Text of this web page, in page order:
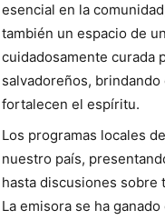
esencial en la
también un espacio de
cuidadosamente curada
salvadoreños,
fortalecen el espíritu.
Los programas locales
nuestro país,
hasta discusiones sobre
La emisora se ha